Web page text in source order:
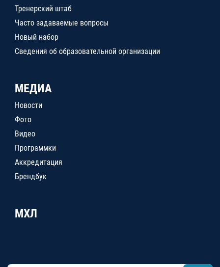
Тренерский штаб
Часто задаваемые вопросы
Новый набор
Сведения об образовательной организации
МЕДИА
Новости
Фото
Видео
Программки
Аккредитация
Брендбук
МХЛ